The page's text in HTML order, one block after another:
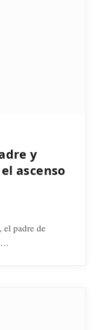
y
ascenso
el padre de